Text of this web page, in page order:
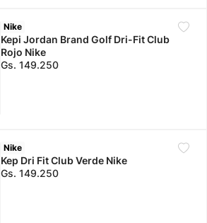
Nike
Kepi Jordan Brand Golf Dri-Fit Club
Rojo Nike
Gs. 149.250
Nike
Kep Dri Fit Club Verde Nike
Gs. 149.250